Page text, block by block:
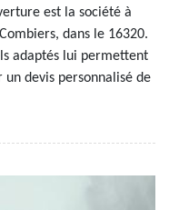
est la société à
dans le 16320.
adaptés lui permettent
un devis personnalisé de